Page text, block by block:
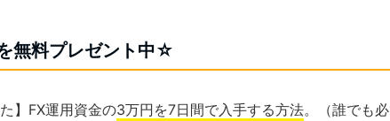
無料プレゼント中☆
】FX運用資金の3万円を7日間で入手する方法。（誰でも必